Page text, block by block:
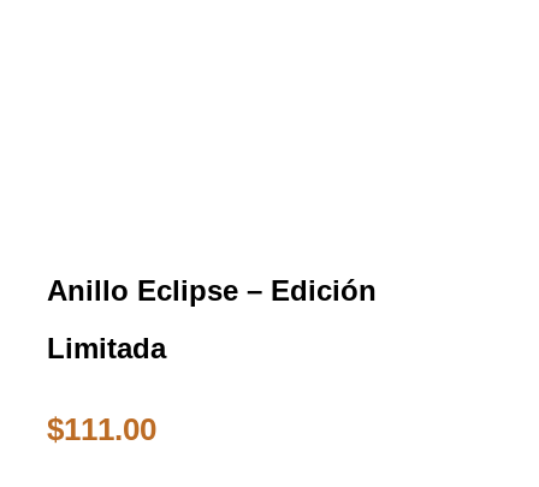
Anillo Eclipse – Edición
Limitada
$111.00